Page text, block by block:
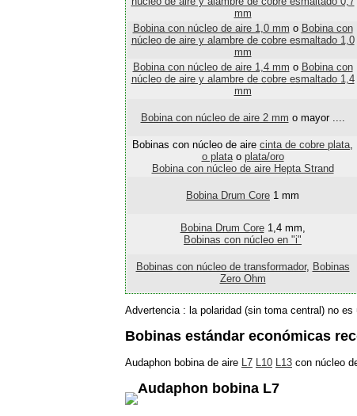
mm
Bobina con núcleo de aire 1,0 mm o Bobina con
núcleo de aire y alambre de cobre esmaltado 1,0
mm
Bobina con núcleo de aire 1,4 mm o Bobina con
núcleo de aire y alambre de cobre esmaltado 1,4
mm
Bobina con núcleo de aire 2 mm o mayor ....
Bobinas con núcleo de aire cinta de cobre plata,
o platao plata/oro
Bobina con núcleo de aire Hepta Strand
Bobina Drum Core 1 mm
Bobina Drum Core1,4 mm,
Bobinas con núcleo en "i"
Bobinas con núcleo de transformador, Bobinas
Zero Ohm
Advertencia : la polaridad (sin toma central) no
Bobinas estándar económicas
Audaphon bobina de aire L7 L10 L13 con núcleo
Audaphon bobina L7